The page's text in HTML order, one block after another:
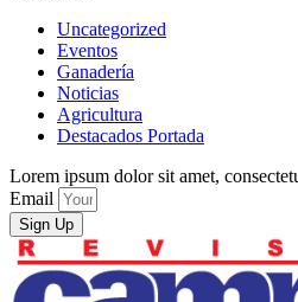
Uncategorized
Eventos
Ganadería
Noticias
Agricultura
Destacados Portada
Lorem ipsum dolor sit amet,
Email
Sign Up